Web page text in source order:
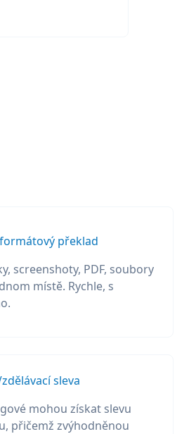
překlad
screenshoty, PDF, soubory
místě. Rychle, s
sleva
mohou získat slevu
přičemž zvýhodněnou